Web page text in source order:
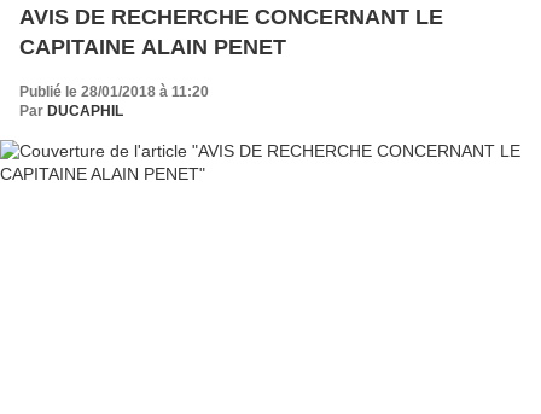
AVIS DE RECHERCHE CONCERNANT LE
CAPITAINE ALAIN PENET
Publié le 28/01/2018 à 11:20
Par DUCAPHIL